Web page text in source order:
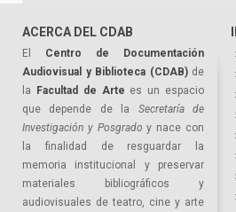
ACERCA DEL CDAB
El Centro de Documentación
Audiovisual y Biblioteca (CDAB)de
la
Facultad de Arte es un espacio
que depende de la Secretaría de
Investigación y Posgrado y nace con
la finalidad de resguardar la
memoria institucional y preservar
materiales bibliográficos y
audiovisuales de teatro, cine y arte